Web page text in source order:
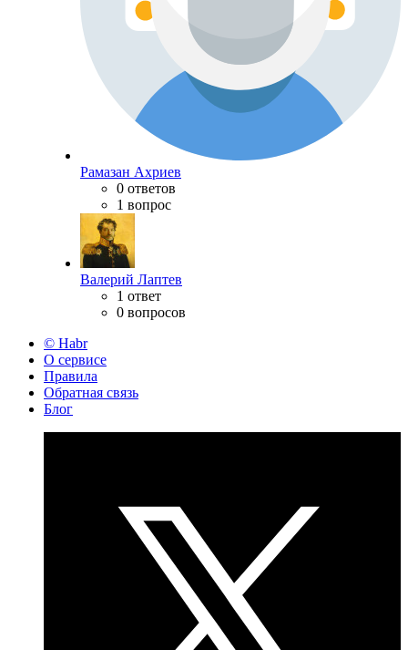
Рамазан Ахриев
0 ответов
1 вопрос
Валерий Лаптев
1 ответ
0 вопросов
© Habr
О сервисе
Правила
Обратная связь
Блог